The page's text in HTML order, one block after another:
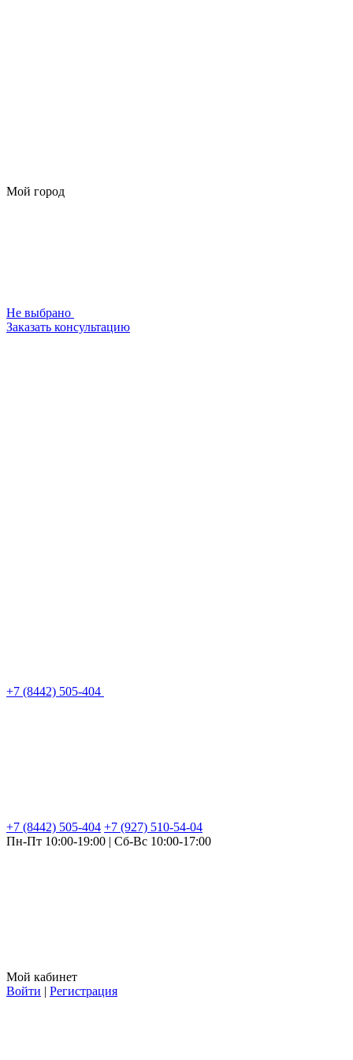
Мой город
Не выбрано
Заказать консультацию
+7 (8442) 505-404
+7 (8442) 505-404 +7 (927) 510-54-04
Пн-Пт 10:00-19:00 | Сб-Вс 10:00-17:00
Мой кабинет
Войти | Регистрация